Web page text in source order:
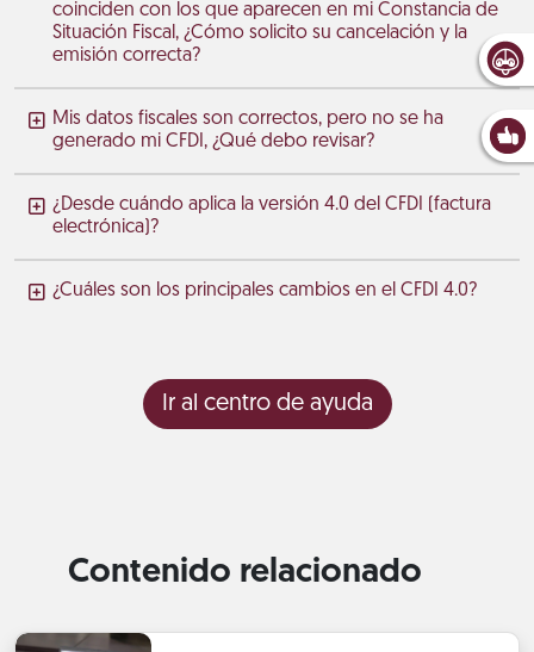
coinciden con los que aparecen en mi Constancia de
Situación Fiscal, ¿Cómo solicito su cancelación y la
emisión correcta?
Mis datos fiscales son correctos, pero no se ha
generado mi CFDI, ¿Qué debo revisar?
¿Desde cuándo aplica la versión 4.0 del CFDI (factura
electrónica)?
¿Cuáles son los principales cambios en el CFDI 4.0?
Ir al centro de ayuda
Contenido relacionado